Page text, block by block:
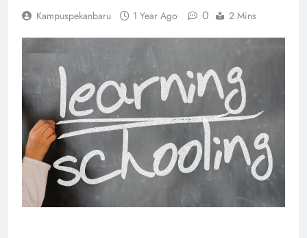
Kampuspekanbaru 1 Year Ago 0 2 Mins